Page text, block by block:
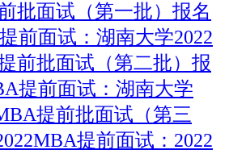
批面试（第一批）报名
前面试：湖南大学2022
前批面试（第二批）报
提前面试：湖南大学
提前批面试（第三
提前面试：2022